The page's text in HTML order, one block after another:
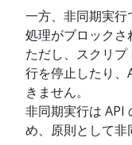
一方、非同期実
処理がブロックさ
ただし、スクリ
行を停止したり
きません。
非同期実行は API
め、原則として非